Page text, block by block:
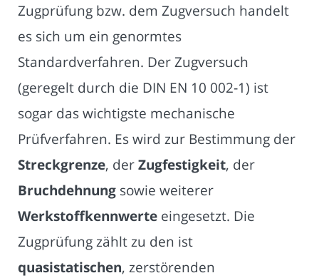
Zugprüfung bzw. dem Zugversuch handelt
es sich um ein genormtes
Standardverfahren. Der Zugversuch
(geregelt durch die DIN EN 10 002‐1) ist
sogar das wichtigste mechanische
Prüfverfahren. Es wird zur Bestimmung der
Streckgrenze, derZugfestigkeit, der
Bruchdehnung sowie weiterer
Werkstoffkennwerte eingesetzt. Die
Zugprüfung zählt zu den ist
quasistatischen, zerstörenden